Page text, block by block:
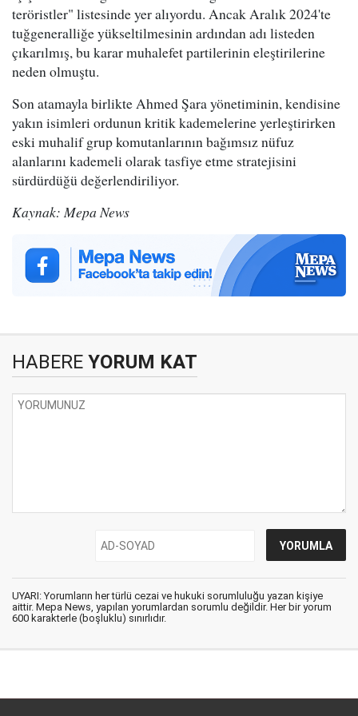
teröristler" listesinde yer alıyordu. Ancak Aralık 2024'te
tuğgeneralliğe yükseltilmesinin ardından adı listeden
çıkarılmış, bu karar muhalefet partilerinin eleştirilerine
neden olmuştu.
Son atamayla birlikte Ahmed Şara yönetiminin, kendisine
yakın isimleri ordunun kritik kademelerine yerleştirirken
eski muhalif grup komutanlarının bağımsız nüfuz
alanlarını kademeli olarak tasfiye etme stratejisini
sürdürdüğü değerlendiriliyor.
Kaynak: Mepa News
HABERE YORUM KAT
UYARI: Yorumların her türlü cezai ve hukuki sorumluluğu yazan kişiye
aittir. Mepa News, yapılan yorumlardan sorumlu değildir. Her bir yorum
600 karakterle (boşluklu) sınırlıdır.